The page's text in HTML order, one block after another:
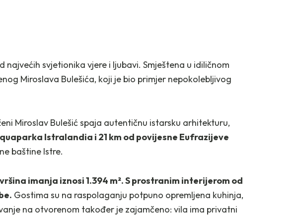
svjetionika vjere i ljubavi. Smještena u idiličnom
Miroslava Bulešića, koji je bio primjer nepokolebljivog
Miroslav Bulešić spaja autentičnu istarsku arhitekturu,
Istralandia i 21 km od povijesne Eufrazijeve
baštine Istre.
imanja iznosi 1.394 m². S prostranim interijerom od
Gostima su na raspolaganju potpuno opremljena kuhinja,
na otvorenom također je zajamčeno: vila ima privatni